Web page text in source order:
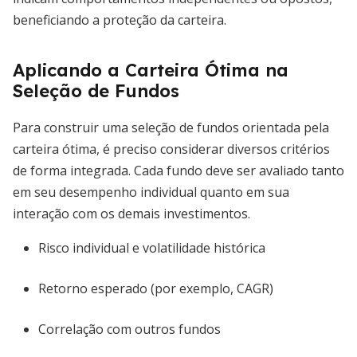
beneficiando a proteção da carteira.
Aplicando a Carteira Ótima na
Seleção de Fundos
Para construir uma seleção de fundos orientada pela
carteira ótima, é preciso considerar diversos critérios
de forma integrada. Cada fundo deve ser avaliado tanto
em seu desempenho individual quanto em sua
interação com os demais investimentos.
Risco individual e volatilidade histórica
Retorno esperado (por exemplo, CAGR)
Correlação com outros fundos